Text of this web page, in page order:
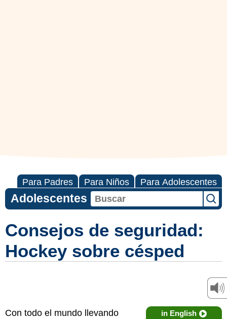
Para Padres Para Niños Para Adolescentes
Adolescentes
Consejos de seguridad:
Hockey sobre césped
in English
Con todo el mundo llevando